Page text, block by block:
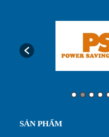
phi32...
Ưu điểm của ống
nhà xưở...
SẢN PHẨM